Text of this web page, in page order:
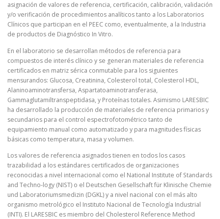
asignación de valores de referencia, certificación, calibración, validación
y/o verificación de procedimientos analíticos tanto a los Laboratorios
Clínicos que participan en el PEEC como, eventualmente, a la Industria
de productos de Diagnóstico In Vitro.
En el laboratorio se desarrollan métodos de referencia para
compuestos de interés clínico y se generan materiales de referencia
certificados en matriz sérica conmutable para los siguientes
mensurandos: Glucosa, Creatinina, Colesterol total, Colesterol HDL,
Alaninoaminotransfersa, Aspartatoaminotransferasa,
Gammaglutamiltranspeptidasa, y Proteínas totales. Asimismo LARESBIC
ha desarrollado la producción de materiales de referencia primarios y
secundarios para el control espectrofotométrico tanto de
equipamiento manual como automatizado y para magnitudes físicas
básicas como temperatura, masa y volumen.
Los valores de referencia asignados tienen en todos los casos
trazabilidad a los estándares certificados de organizaciones
reconocidas a nivel internacional como el National Institute of Standards
and Techno-logy (NIST) o el Deutschen Gesellschaft für Klinische Chemie
und Laboratoriumsmedizin (DGKL) y a nivel nacional con el más alto
organismo metrológico el Instituto Nacional de Tecnología Industrial
(INTI). El LARESBIC es miembro del Cholesterol Reference Method